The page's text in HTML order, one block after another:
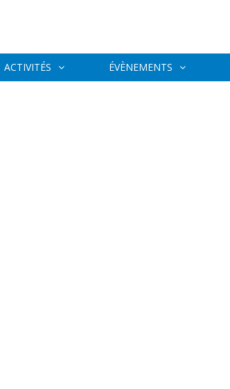
ACTIVITÉS ÉVÈNEMENTS